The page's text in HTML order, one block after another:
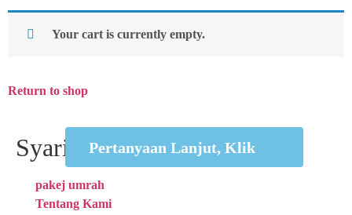
Your cart is currently empty.
Return to shop
Pertanyaan Lanjut, Klik
Syarikat
pakej umrah
Tentang Kami